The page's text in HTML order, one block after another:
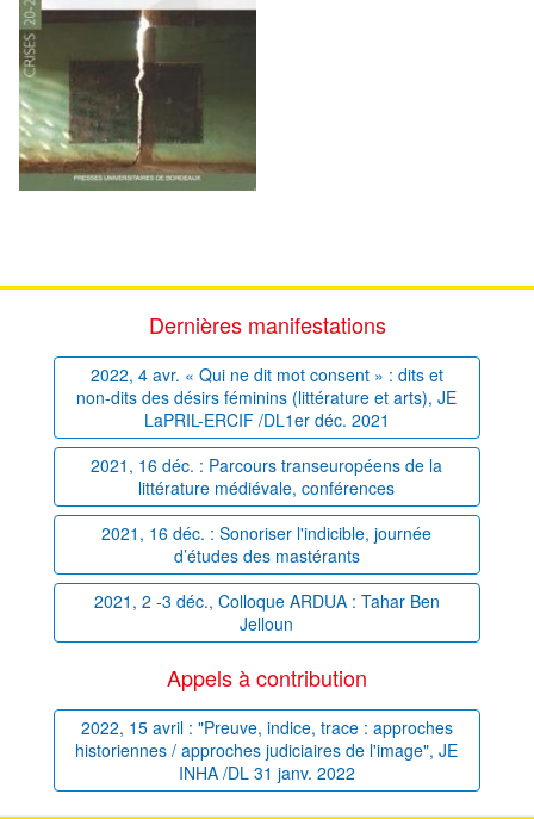
Dernières manifestations
2022, 4 avr. « Qui ne dit mot consent » : dits et
non-dits des désirs féminins (littérature et arts), JE
LaPRIL-ERCIF /DL1er déc. 2021
2021, 16 déc. : Parcours transeuropéens de la
littérature médiévale, conférences
2021, 16 déc. : Sonoriser l'indicible, journée
d’études des mastérants
2021, 2 -3 déc., Colloque ARDUA : Tahar Ben
Jelloun
Appels à contribution
2022, 15 avril : "Preuve, indice, trace : approches
historiennes / approches judiciaires de l'image", JE
INHA /DL 31 janv. 2022